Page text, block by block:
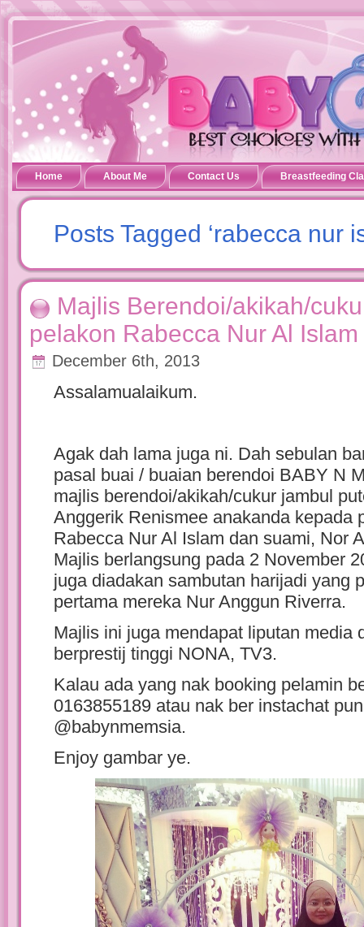
Home About Me Contact Us Breastfeeding
Posts Tagged ‘rabecca nur
Majlis Berendoi/akikah/
pelakon Rabecca Nur Al Islam
December 6th, 2013
Assalamualaikum.
Agak dah lama juga ni. Dah sebulan
pasal buai / buaian berendoi BABY N
majlis berendoi/akikah/cukur jambul
Anggerik Renismee anakanda kepada
Rabecca Nur Al Islam dan suami, Nor
Majlis berlangsung pada 2 November
juga diadakan sambutan harijadi yang
pertama mereka Nur Anggun Riverra.
Majlis ini juga mendapat liputan media
berprestij tinggi NONA, TV3.
Kalau ada yang nak booking pelamin
0163855189 atau nak ber instachat
@babynmemsia.
Enjoy gambar ye.